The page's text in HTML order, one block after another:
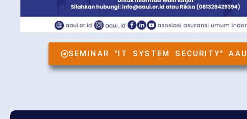
SEMINAR "IT SYSTEM SECURITY" AAUI